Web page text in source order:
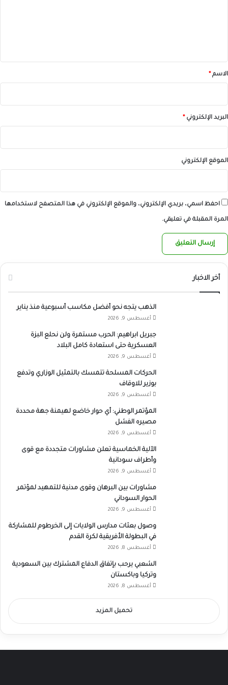
*الاسم *
البريد الإلكتروني *
الموقع الإلكتروني
احفظ اسمي، بريدي الإلكتروني، والموقع الإلكتروني في هذا المتصفح لاستخدامها
المرة المقبلة في تعليقي.
أخر الاخبار
الذهب يتجه نحو أفضل مكاسب أسبوعية منذ يناير
أغسطس 9, 2026
جبريل ابراهيم: الحرب مستمرة ولن نحلع البزة
العسكرية حتى استعادة كامل البلاد
أغسطس 9, 2026
الحركات المسلحة تتمسك بالتمثيل الوزاري وتدفع
بوزير للاوقاف
أغسطس 9, 2026
المؤتمر الوطني: أي حوار خاضع لهيمنة جهة محددة
مصيره الفشل
أغسطس 9, 2026
الآلية الخماسية تعلن مشاورات متجددة مع قوى
وأطراف سودانية
أغسطس 9, 2026
مشاورات بين البرهان وقوى مدنية للتمهيد لمؤتمر
الحوار السوداني
أغسطس 9, 2026
وصول بعثات مدارس الولايات إلى الخرطوم للمشاركة
في البطولة الأفريقية لكرة القدم
أغسطس 8, 2026
الشعبي يرحب بإتفاق الدفاع المشترك بين السعودية
وتركيا وباكستان
أغسطس 8, 2026
تحميل المزيد